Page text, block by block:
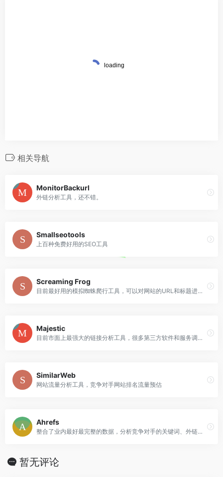
相关导航
MonitorBackurl
外链分析工具，还不错。
Smallseotools
上百种免费好用的SEO工具
Screaming Frog
目前最好用的模拟蜘蛛爬行工具，可以对网站的URL和标题进行分析
Majestic
目前市面上最强大的链接分析工具，很多第三方软件和服务调用其数据，更新速度不错。
SimilarWeb
网站流量分析工具，竞争对手网站排名流量预估
Ahrefs
整合了业内最好最完整的数据，分析竞争对手的关键词、外链，非常强大
暂无评论